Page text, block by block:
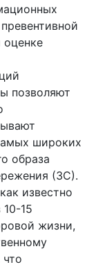
позволяют
широких
образа
(ЗС).
известно
15
жизни,